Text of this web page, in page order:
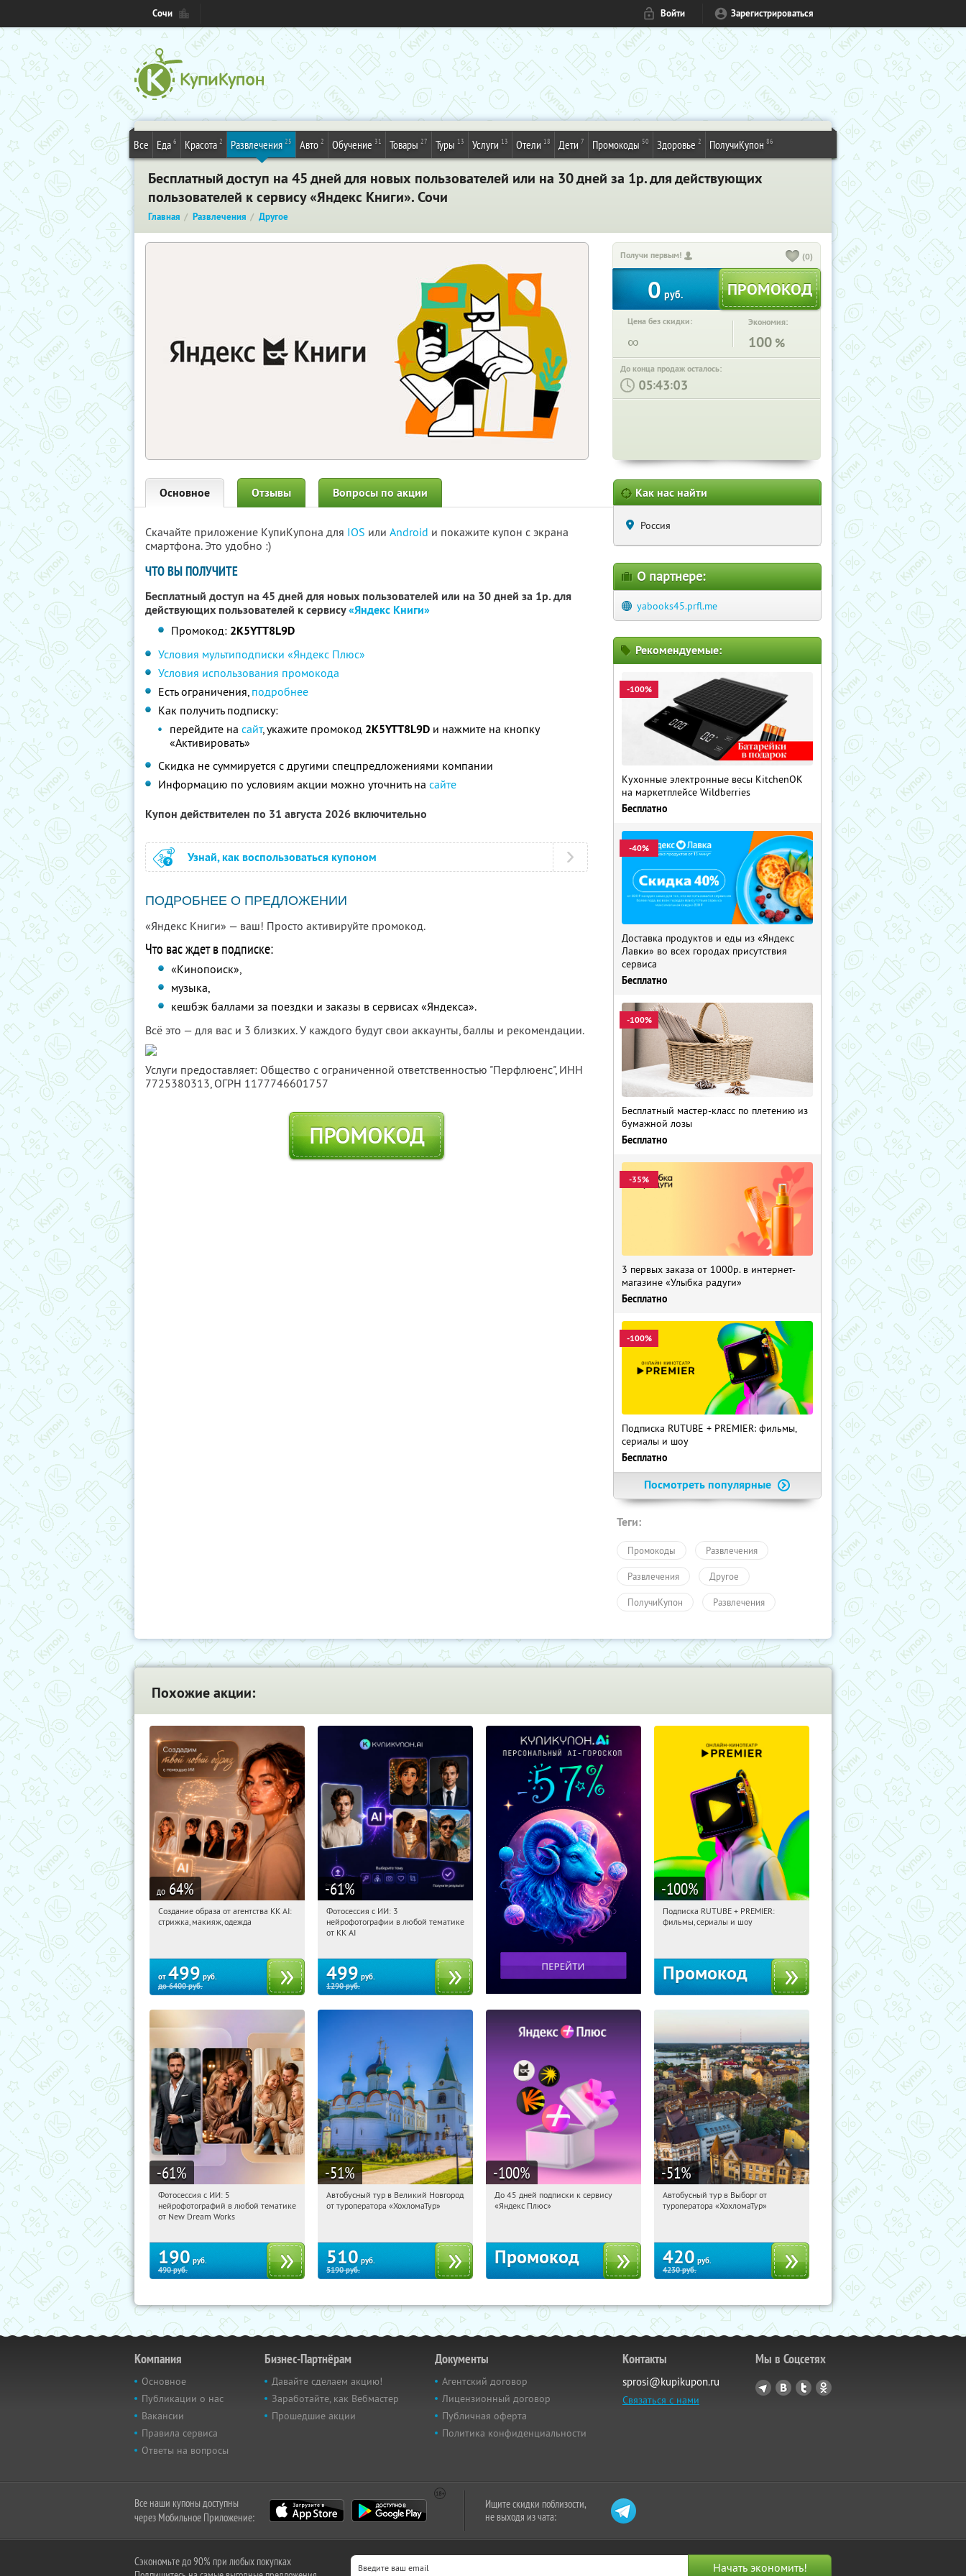
Сочи Войти Зарегистрироваться
Все Еда 6 Красота 2 Развлечения 25 Авто 2 Обучение 31 Товары 27 Туры 13 Услуги 13 Отели 18 Дети 7 Промокоды 50 Здоровье 2 ПолучиКупон 86
Бесплатный доступ на 45 дней для новых пользователей или на 30 дней за 1р. для действующих
пользователей к сервису «Яндекс Книги». Сочи
Главная Развлечения Другое
Получи первым! (0)
0 руб.
Цена без скидки:
∞
Экономия:
100 %
До конца продаж осталось:
: :
Основное Отзывы Вопросы по акции
Скачайте приложение КупиКупона для IOS или Android и покажите купон с экрана
смартфона. Это удобно :)
ЧТО ВЫ ПОЛУЧИТЕ
Бесплатный доступ на 45 дней для новых пользователей или на 30 дней за 1р. для
действующих пользователей к сервису«Яндекс Книги»
Промокод: 2K5YTT8L9D
Условия мультиподписки «Яндекс Плюс»
Условия использования промокода
Есть ограничения, подробнее
Как получить подписку:
перейдите на сайт, укажите промокод 2K5YTT8L9D и нажмите на кнопку
«Активировать»
Скидка не суммируется с другими спецпредложениями компании
Информацию по условиям акции можно уточнить на сайте
Купон действителен по 31 августа 2026 включительно
Узнай, как воспользоваться купоном
ПОДРОБНЕЕ О ПРЕДЛОЖЕНИИ
«Яндекс Книги» — ваш! Просто активируйте промокод.
Что вас ждет в подписке:
«Кинопоиск»,
музыка,
кешбэк баллами за поездки и заказы в сервисах «Яндекса».
Всё это — для вас и 3 близких. У каждого будут свои аккаунты, баллы и рекомендации.
Услуги предоставляет: Общество с ограниченной ответственностью "Перфлюенс", ИНН
7725380313, ОГРН 1177746601757
ПРОМОКОД
Как нас найти
Россия
О партнере:
yabooks45.prfl.me
Рекомендуемые:
-100%
Кухонные электронные весы KitchenOK
на маркетплейсе Wildberries
Бесплатно
-40%
Доставка продуктов и еды из «Яндекс
Лавки» во всех городах присутствия
сервиса
Бесплатно
-100%
Бесплатный мастер-класс по плетению из
бумажной лозы
Бесплатно
-35%
3 первых заказа от 1000р. в интернет-
магазине «Улыбка радуги»
Бесплатно
-100%
Подписка RUTUBE + PREMIER: фильмы,
сериалы и шоу
Бесплатно
Посмотреть популярные
Теги:
Промокоды Развлечения
Развлечения Другое
ПолучиКупон Развлечения
Похожие акции:
до 64%
08:42:59 Купили:64
Создание образа от агентства KK AI:
стрижка, макияж, одежда
от 499 руб.
до6400руб.
-61%
08:42:59
Россия
Фотосессия с ИИ: 3
нейрофотографии в любой тематике
от KK AI
499 руб.
1290руб.
-100%
08:42:59 Получили:
Подписка RUTUBE + PREMIER:
фильмы, сериалы и шоу
Промокод
-61%
08:42:59
Россия
Фотосессия с ИИ: 5
нейрофотографий в любой тематике
от New Dream Works
190 руб.
490руб.
-51%
08:42:59 Купили:2
Автобусный тур в Великий Новгород
от туроператора «ХохломаТур»
510 руб.
5190руб.
-100%
08:42:59 Получили:
До 45 дней подписки к сервису
«Яндекс Плюс»
Промокод
-51%
08:42:59 Купили:
Автобусный тур в Выборг от
туроператора «ХохломаТур»
420 руб.
4230руб.
Компания
Основное
Публикации о нас
Вакансии
Правила сервиса
Ответы на вопросы
Бизнес-Партнёрам
Давайте сделаем акцию!
Заработайте, как Вебмастер
Прошедшие акции
Документы
Агентский договор
Лицензионный договор
Публичная оферта
Политика конфиденциальности
Контакты
sprosi@kupikupon.ru
Связаться с нами
Мы в Соцсетях
Все наши купоны доступны
через Мобильное Приложение:
Ищите скидки поблизости,
не выходя из чата:
Сэкономьте до 90% при любых покупках